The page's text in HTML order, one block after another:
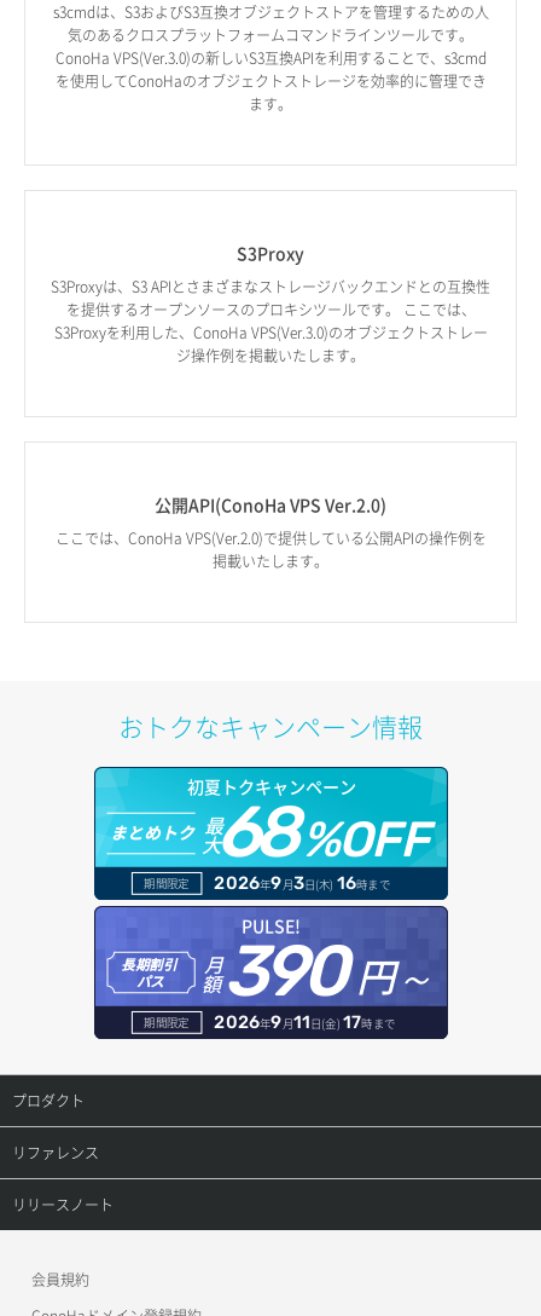
s3cmdは、S3およびS3互換オブジェクトストアを管理するための人
気のあるクロスプラットフォームコマンドラインツールです。
ConoHa VPS(Ver.3.0)の新しいS3互換APIを利用することで、s3cmd
を使用してConoHaのオブジェクトストレージを効率的に管理でき
ます。
S3Proxy
S3Proxyは、S3 APIとさまざまなストレージバックエンドとの互換性
を提供するオープンソースのプロキシツールです。 ここでは、
S3Proxyを利用した、ConoHa VPS(Ver.3.0)のオブジェクトストレー
ジ操作例を掲載いたします。
公開API(ConoHa VPS Ver.2.0)
ここでは、ConoHa VPS(Ver.2.0)で提供している公開APIの操作例を
掲載いたします。
おトクなキャンペーン情報
初夏トクキャンペーン
まとめトク 最
大68%OFF
期間限定 2026年9月3日(木) 16時まで
PULSE!
長期割引
パス
月
額390円～
期間限定 2026年9月11日(金) 17時まで
プロダクト
プロダクトトップ
ConoHa VPS(Ver.3.0)
ConoHa for GAME
リファレンス
リファレンストップ
リリースノート
会員規約